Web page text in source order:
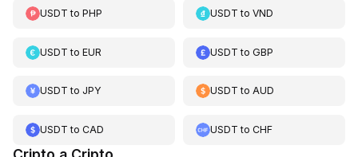
USDT to PHP USDT toVND
USDT to EUR USDT toGBP
USDT to JPY USDT toAUD
USDT to CAD USDT toCHF